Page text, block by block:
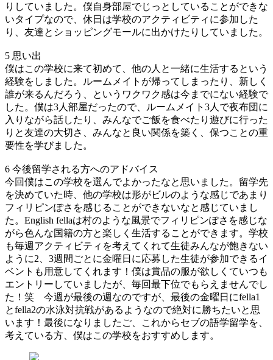
りしていました。僕自身部屋でじっとしていることができな
いタイプなので、休日は学校のアクティビティに参加した
り、友達とショッピングモールに出かけたりしていました。
5 思い出
僕はこの学校に来て初めて、他の人と一緒に生活するという
経験をしました。ルームメイトが帰ってしまったり、新しく
誰が来るんだろう、というワクワク感は今までにない経験で
した。僕は3人部屋だったので、ルームメイト3人で夜布団に
入りながら話したり、みんなでご飯を食べたり遊びに行った
りと友達の大切さ、みんなと良い関係を築く、保つことの重
要性を学びました。
6 今後留学される方へのアドバイス
今回僕はこの学校を選んでよかったなと思いました。留学先
を決めていた時、他の学校は形がビルのような感じであまり
フィリピンぽさを感じることができないなと感じていまし
た。English fellaは村のような風景でフィリピンぽさを感じな
がら色んな国籍の方と楽しく生活することができます。学校
も毎週アクティビティを考えてくれて生徒みんなが飽きない
ように2、3週間ごとに金曜日に応募した生徒が参加できるイ
ベントも用意してくれます！僕は賞品の服が欲しくていつも
エントリーしていましたが、毎回最下位でもらえませんでし
た！笑 今週が最後の週なのですが、最後の金曜日にfella1
とfella2の水泳対抗戦があるようなので絶対に勝ちたいと思
います！最後になりましたご、これからセブの語学留学を、
考えている方、僕はこの学校をおすすめします。